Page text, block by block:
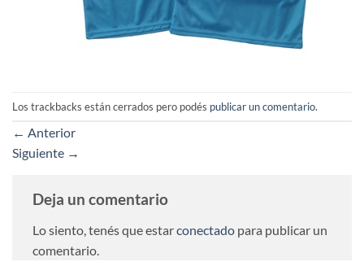
Los trackbacks están cerrados pero podés publicar un comentario.
← Anterior
Siguiente →
Deja un comentario
Lo siento, tenés que estarconectado para publicar un
comentario.